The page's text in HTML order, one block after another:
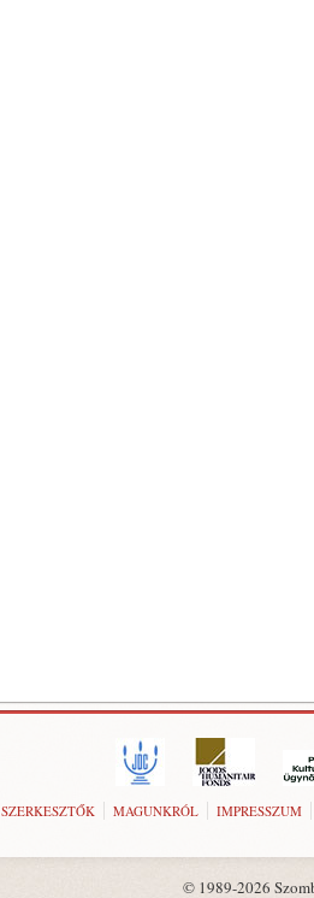
SZERKESZTŐK MAGUNKRÓL IMPRESSZUM
© 1989-2026